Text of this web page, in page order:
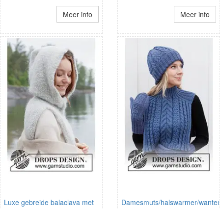
Meer info Meer info
Luxe gebreide balaclava met
Damesmuts/halswarmer/